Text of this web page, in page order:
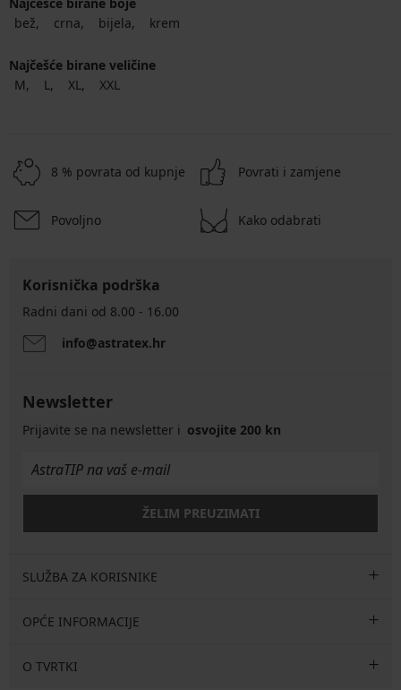
bež
crna bijela krem
Najčešće birane veličine
M
L XL XXL
8 % povrata od kupnje Povrati i zamjene
Povoljno Kako odabrati
Korisnička podrška
Radni dani od 8.00 - 16.00
info@astratex.hr
Newsletter
Prijavite se na newsletter i osvojite 200 kn
ŽELIM PREUZIMATI
SLUŽBA ZA KORISNIKE
OPĆE INFORMACIJE
O TVRTKI